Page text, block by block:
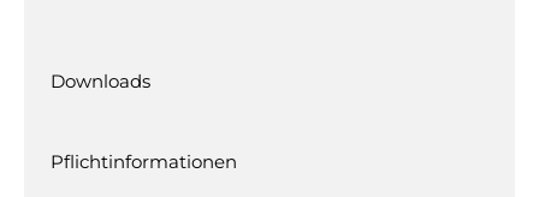
Downloads
Pflichtinformationen